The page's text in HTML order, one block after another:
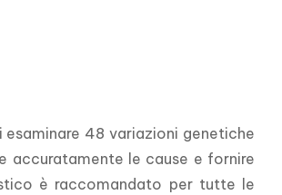
48 variazioni genetiche
accuratamente le cause e fornire
è raccomandato per tutte le